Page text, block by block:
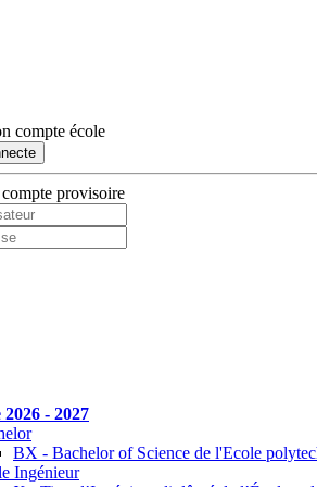
compte école
provisoire
- 2027
BX - Bachelor of Science de l'Ecole
Ingénieur